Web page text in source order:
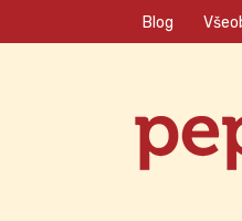
Blog